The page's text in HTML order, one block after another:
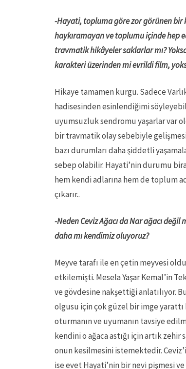
-Hayati, topluma göre zor görünen bir
haykıramayan ve toplumu içinde hep
travmatik hikâyeler saklarlar mı?
karakteri üzerinden mi evrildi film,
Hikaye tamamen kurgu. Sadece
hadisesinden esinlendiğimi
uyumsuzluk sendromu yaşarlar var
bir travmatik olay sebebiyle
bazı durumları daha şiddetli
sebep olabilir. Hayati’nin durumu
hem kendi adlarına hem de toplum
çıkarır..
-Neden Ceviz Ağacı da Nar ağacı değil
daha mı kendimiz oluyoruz?
Meyve tarafı ile en çetin meyvesi
etkilemişti. Mesela Yaşar Kemal’in
ve gövdesine nakşettiği anlatılıyor.
olgusu için çok güzel bir imge
oturmanın ve uyumanın tavsiye
kendini o ağaca astığı için artık
onun kesilmesini istemektedir.
ise evet Hayati’nin bir nevi pişmesi